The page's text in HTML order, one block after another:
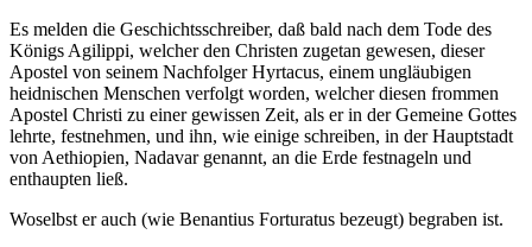
Es melden die Geschichtsschreiber, daß bald nach dem Tode des
Königs Agilippi, welcher den Christen zugetan gewesen, dieser
Apostel von seinem Nachfolger Hyrtacus, einem ungläubigen
heidnischen Menschen verfolgt worden, welcher diesen frommen
Apostel Christi zu einer gewissen Zeit, als er in der Gemeine Gottes
lehrte, festnehmen, und ihn, wie einige schreiben, in der Hauptstadt
von Aethiopien, Nadavar genannt, an die Erde festnageln und
enthaupten ließ.
Woselbst er auch (wie Benantius Forturatus bezeugt) begraben ist.